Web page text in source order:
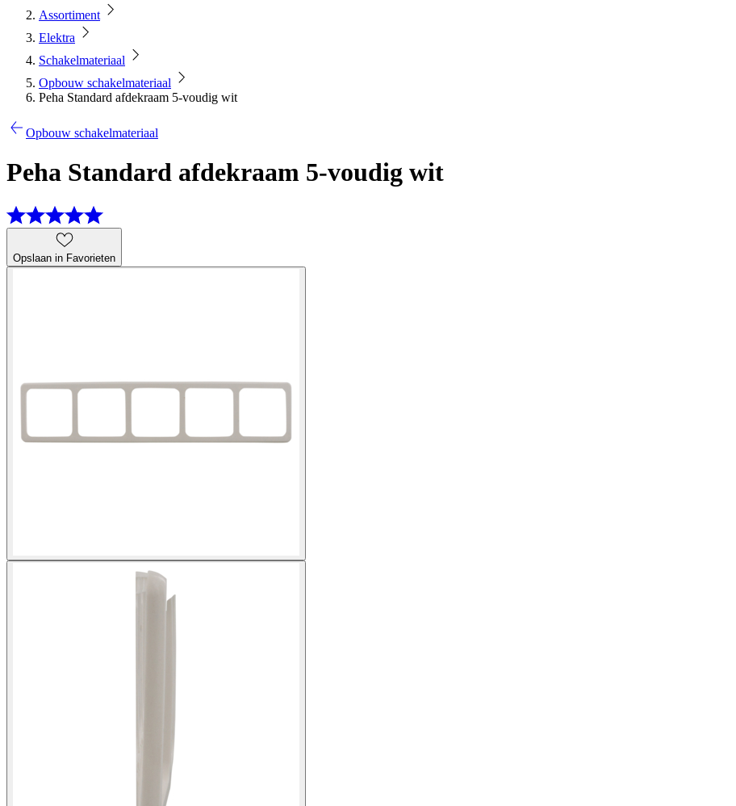
Assortiment
Elektra
Schakelmateriaal
Opbouw schakelmateriaal
Peha Standard afdekraam 5-voudig wit
Opbouw schakelmateriaal
Peha Standard afdekraam 5-voudig wit
Opslaan in Favorieten